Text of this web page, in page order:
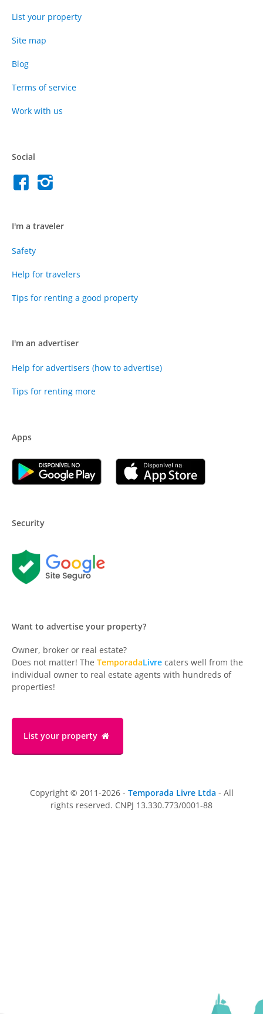
List your property
Site map
Blog
Terms of service
Work with us
Social
I'm a traveler
Safety
Help for travelers
Tips for renting a good property
I'm an advertiser
Help for advertisers (how to advertise)
Tips for renting more
Apps
Security
Want to advertise your property?
Owner, broker or real estate?
Does not matter! The TemporadaLivre caters well from the
individual owner to real estate agents with hundreds of
properties!
List your property
Copyright © 2011-2026 - Temporada Livre Ltda - All
rights reserved. CNPJ 13.330.773/0001-88